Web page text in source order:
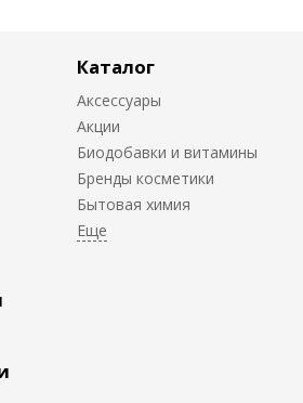
Каталог
Аксессуары
Акции
Биодобавки и витамины
Бренды косметики
Бытовая химия